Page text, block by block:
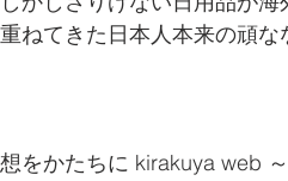
ねてきた日本人本来の頑
をかたちに kirakuya web ～